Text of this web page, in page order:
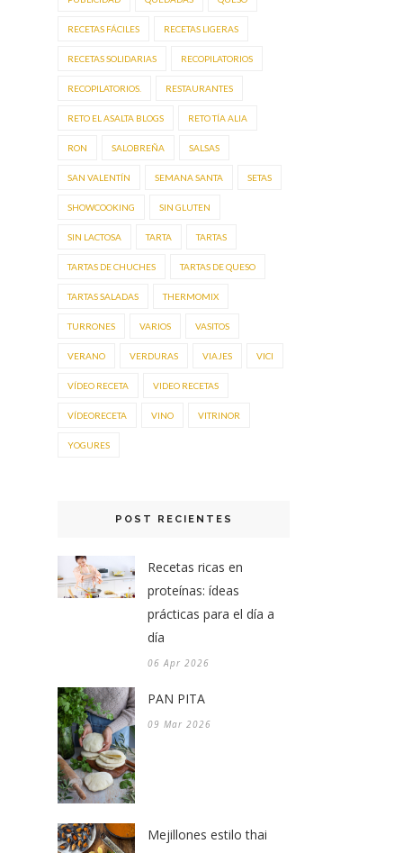
RECETAS FÁCILES RECETAS LIGERAS
RECETAS SOLIDARIAS RECOPILATORIOS
RECOPILATORIOS. RESTAURANTES
RETO EL ASALTA BLOGS RETO TÍA ALIA
RON SALOBREÑA SALSAS
SAN VALENTÍN SEMANA SANTA SETAS
SHOWCOOKING SIN GLUTEN
SIN LACTOSA TARTA TARTAS
TARTAS DE CHUCHES TARTAS DE QUESO
TARTAS SALADAS THERMOMIX
TURRONES VARIOS VASITOS
VERANO VERDURAS VIAJES VICI
VÍDEO RECETA VIDEO RECETAS
VÍDEORECETA VINO VITRINOR
YOGURES
POST RECIENTES
Recetas ricas en
proteínas: ídeas
prácticas para el día a
día
06 Apr 2026
PAN PITA
09 Mar 2026
Mejillones estilo thai